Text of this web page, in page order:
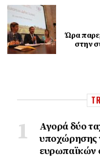
Ώρα
στην
Αγορά δύο
υποχώρησης
ευρωπαϊκών